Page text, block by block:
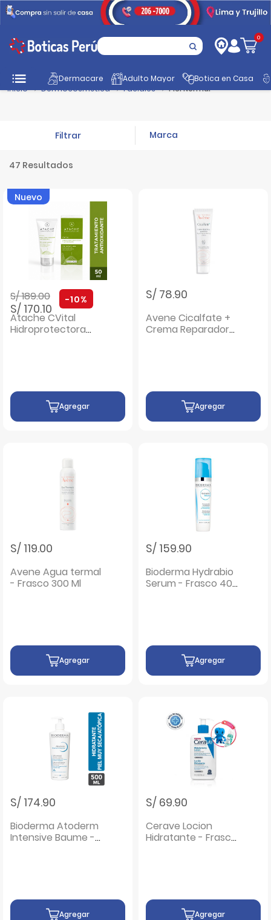
0
Dermacare Adulto Mayor
Botica en Casa
Inicio
Dermocosmética Faciales Piel Normal
47 Resultados
Filtrar
Nuevo
Precio rebajado de
S/ 189.00a
S/ 170.10
-10%
Atache CVital
Hidroprotectora
Agregar
S/ 78.90
Avene Cicalfate +
Crema Reparadora
Agregar
S/ 119.00
Avene Agua termal
- Frasco 300 Ml
Agregar
S/ 159.90
Bioderma Hydrabio
Serum - Frasco 40
Agregar
S/ 174.90
Bioderma Atoderm
Intensive Baume -
Agregar
S/ 69.90
Cerave Locion
Hidratante - Frasco
Agregar